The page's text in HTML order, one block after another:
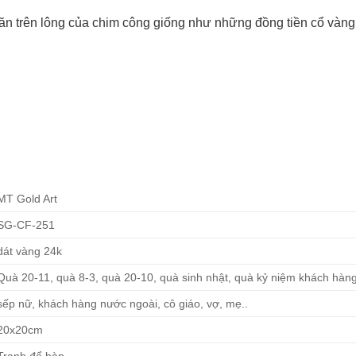
trên lông của chim công giống như những đồng tiền cổ
Gold Art
CF-251
vàng 24k
20-11, quà 8-3, quà 20-10, quà sinh nhật, quà kỷ niệm khách
nữ, khách hàng nước ngoài, cô giáo, vợ, mẹ..